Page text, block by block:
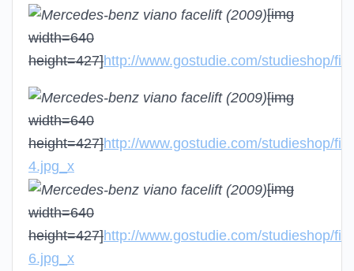
[img
width=640
height=427]http://www.gostudie.com/studieshop/
[img
width=640
height=427]http://www.gostudie.com/studieshop/
4.jpg_x
[img
width=640
height=427]http://www.gostudie.com/studieshop/
6.jpg_x